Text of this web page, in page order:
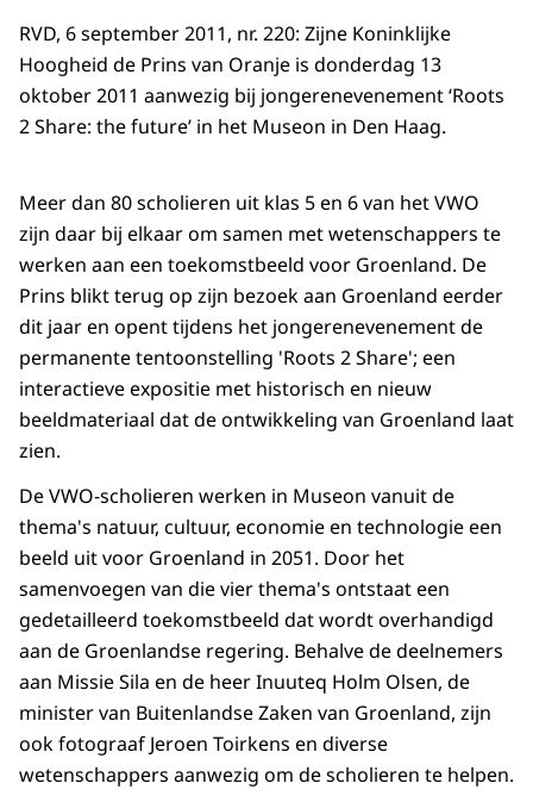
RVD, 6 september 2011, nr. 220: Zijne Koninklijke
Hoogheid de Prins van Oranje is donderdag 13
oktober 2011 aanwezig bij jongerenevenement ‘Roots
2 Share: the future’ in het Museon in Den Haag.
Meer dan 80 scholieren uit klas 5 en 6 van het VWO
zijn daar bij elkaar om samen met wetenschappers te
werken aan een toekomstbeeld voor Groenland. De
Prins blikt terug op zijn bezoek aan Groenland eerder
dit jaar en opent tijdens het jongerenevenement de
permanente tentoonstelling 'Roots 2 Share'; een
interactieve expositie met historisch en nieuw
beeldmateriaal dat de ontwikkeling van Groenland laat
zien.
De VWO-scholieren werken in Museon vanuit de
thema's natuur, cultuur, economie en technologie een
beeld uit voor Groenland in 2051. Door het
samenvoegen van die vier thema's ontstaat een
gedetailleerd toekomstbeeld dat wordt overhandigd
aan de Groenlandse regering. Behalve de deelnemers
aan Missie Sila en de heer Inuuteq Holm Olsen, de
minister van Buitenlandse Zaken van Groenland, zijn
ook fotograaf Jeroen Toirkens en diverse
wetenschappers aanwezig om de scholieren te helpen.